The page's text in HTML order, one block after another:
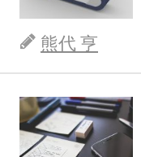
熊代 亨